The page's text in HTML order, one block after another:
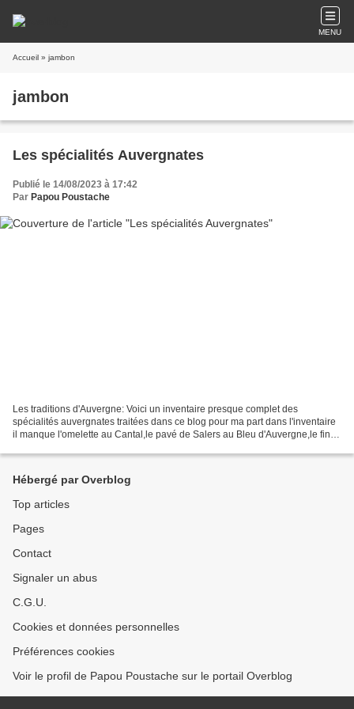
MENU
Accueil » jambon
jambon
Les spécialités Auvergnates
Publié le 14/08/2023 à 17:42
Par Papou Poustache
Les traditions d'Auvergne: Voici un inventaire presque complet des
spécialités auvergnates traitées dans ce blog pour ma part dans l'inventaire
il manque l'omelette au Cantal,le pavé de Salers au Bleu d'Auvergne,le fin
Hébergé par Overblog
Top articles
Pages
Contact
Signaler un abus
C.G.U.
Cookies et données personnelles
Préférences cookies
Voir le profil de Papou Poustache sur le portail Overblog